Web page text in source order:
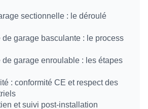
sectionnelle : le déroulé
de garage basculante : le process
de garage enroulable : les étapes
: conformité CE et respect des
et suivi post-installation